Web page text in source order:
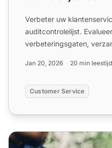
Verbeter uw
auditcontrolelijst.
verbeteringsgaten,
Jan 20, 2026 20 min leestijd
Customer Service
Checklist voor